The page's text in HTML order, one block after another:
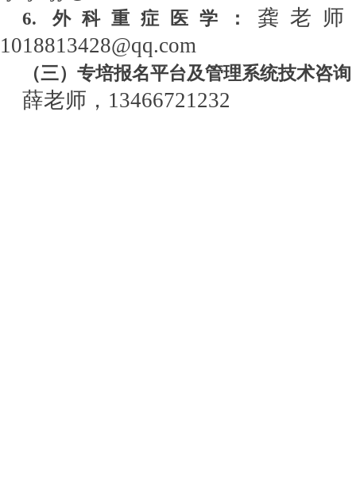
6. 外科重症医学： 龚老师
1018813428@qq.com
（三）专培报名平台及管理系统技术咨询
薛老师， 13466721232